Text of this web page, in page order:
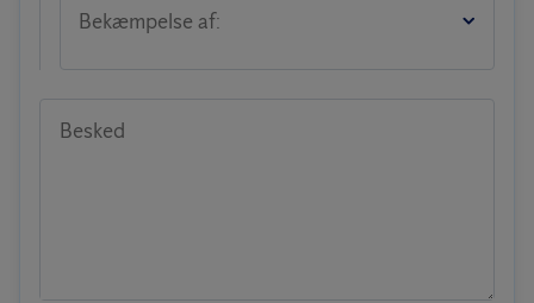
Bekæmpelse af:
Besked